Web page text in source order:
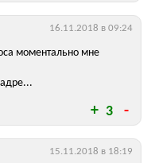
3
моментально мне
16.11.2018 в 09:24
15.11.2018 в 18:19